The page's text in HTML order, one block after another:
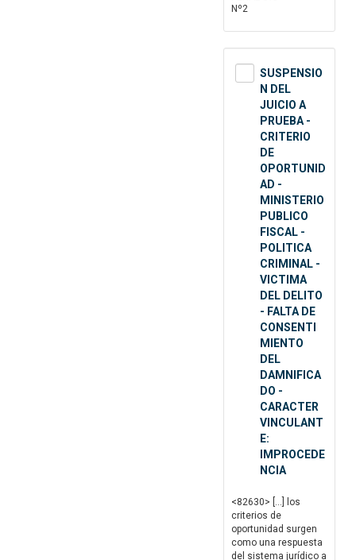
Nº2
SUSPENSIO
N DEL
JUICIO A
PRUEBA -
CRITERIO
DE
OPORTUNID
AD -
MINISTERIO
PUBLICO
FISCAL -
POLITICA
CRIMINAL -
VICTIMA
DEL DELITO
- FALTA DE
CONSENTI
MIENTO
DEL
DAMNIFICA
DO -
CARACTER
VINCULANT
E:
IMPROCEDE
NCIA
<82630> […] los
criterios de
oportunidad surgen
como una respuesta
del sistema jurídico a